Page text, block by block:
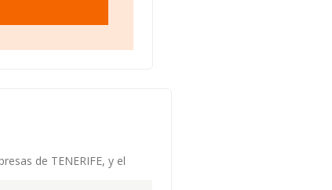
de TENERIFE, y el